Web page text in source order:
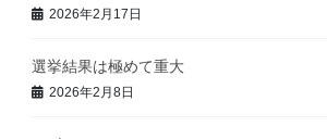
2026年2月17日
選挙結果は極めて重大
2026年2月8日